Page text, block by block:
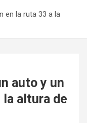
en la ruta 33 a la
auto y un
la altura de